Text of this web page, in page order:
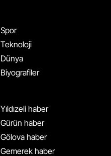
Spor
Teknoloji
Dünya
Biyografiler
Yıldızeli haber
Gürün haber
Gölova haber
Gemerek haber